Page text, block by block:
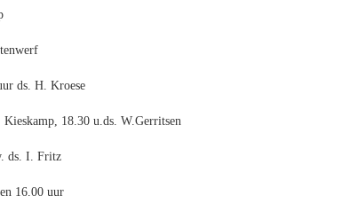
ds. H. Kroese
18.30 u.ds. W.Gerritsen
ds. I. Fritz
16.00 uur